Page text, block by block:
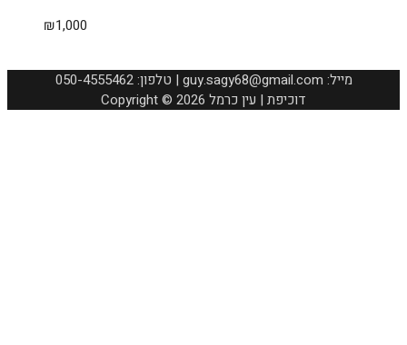
₪1,000
050-4555462 :טלפון | guy.sagy68@gmail.com :מייל
Copyright © 2026 דוכיפת | עין כרמל